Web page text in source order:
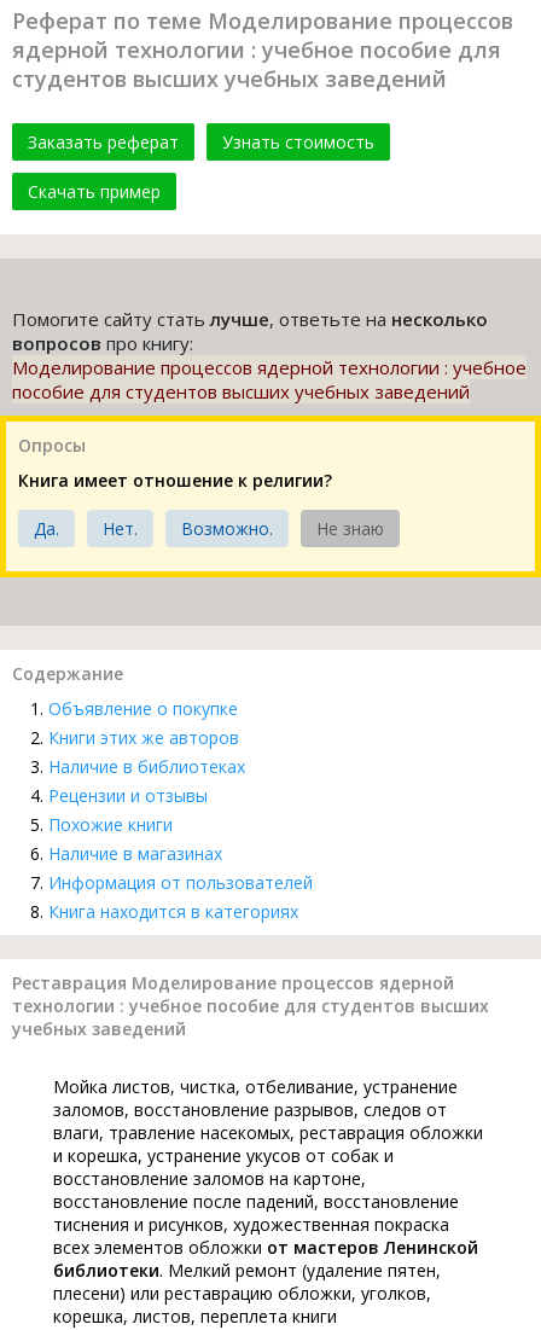
Реферат по теме Моделирование процессов
ядерной технологии : учебное пособие для
студентов высших учебных заведений
Заказать реферат Узнать стоимость
Скачать пример
Помогите сайту статьлучше, ответьте на несколько
вопросов про книгу:
Моделирование процессов ядерной технологии : учебное
пособие для студентов высших учебных заведений
Опросы
Книга имеет отношение к религии?
Да. Нет. Возможно. Не знаю
Содержание
Объявление о покупке
Книги этих же авторов
Наличие в библиотеках
Рецензии и отзывы
Похожие книги
Наличие в магазинах
Информация от пользователей
Книга находится в категориях
Реставрация Моделирование процессов ядерной
технологии : учебное пособие для студентов высших
учебных заведений
Мойка листов, чистка, отбеливание, устранение
заломов, восстановление разрывов, следов от
влаги, травление насекомых, реставрация обложки
и корешка, устранение укусов от собак и
восстановление заломов на картоне,
восстановление после падений, восстановление
тиснения и рисунков, художественная покраска
всех элементов обложки от мастеров Ленинской
библиотеки. Мелкий ремонт (удаление пятен,
плесени) или реставрацию обложки, уголков,
корешка, листов, переплета книги